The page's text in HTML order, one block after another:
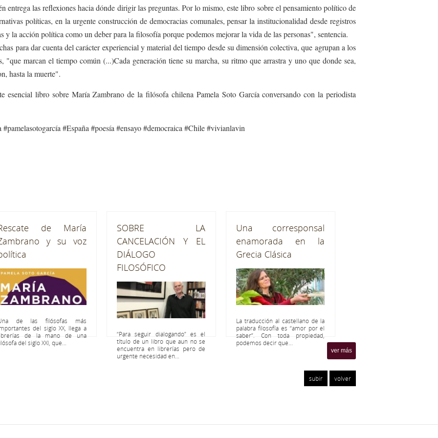
entrega las reflexiones hacia dónde dirigir las preguntas. Por lo mismo, este libro sobre el pensamiento político de
políticas, en la urgente construcción de democracias comunales, pensar la institucionalidad desde registros
y la acción política como un deber para la filosofía porque podemos mejorar la vida de las personas", sentencia.
para dar cuenta del carácter experiencial y material del tiempo desde su dimensión colectiva, que agrupan a los
"que marcan el tiempo común (...)Cada generación tiene su marcha, su ritmo que arrastra y uno que donde sea,
hasta la muerte".
esencial libro sobre María Zambrano de la filósofa chilena Pamela Soto García conversando con la periodista
#España #poesía #ensayo #democraica #Chile #vivianlavin
de María
y su voz
de las filósofas más
del siglo XX, llega a
de la mano de una
del siglo XXI, que...
SOBRE LA
CANCELACIÓN Y EL
DIÁLOGO
FILOSÓFICO
“Para seguir dialogando” es el
título de un libro que aun no se
encuentra en librerías pero de
urgente necesidad en...
Una corresponsal
enamorada en la
Grecia Clásica
La traducción al castellano de la
palabra filosofía es “amor por el
saber”. Con toda propiedad,
podemos decir que...
ver más
subir volver